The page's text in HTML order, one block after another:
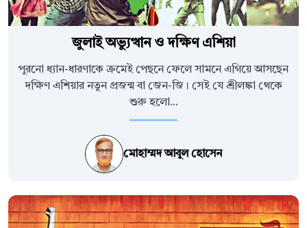
জুলাই অভ্যুত্থান ও দক্ষিণ এশিয়া
পুরনো ধ্যান-ধারণাকে ক্রমেই পেছনে ফেলে সামনে এগিয়ে আসছেন
দক্ষিণ এশিয়ার নতুন প্রজন্ম বা জেন-জি। সেই যে শ্রীলঙ্কা থেকে
শুরু হলো...
মোহাম্মদ আবুল হোসেন